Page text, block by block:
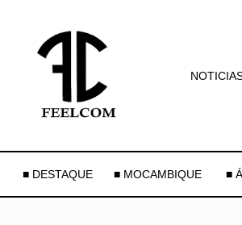
■ DESTAQUE ■ MOCAMBIQUE ■